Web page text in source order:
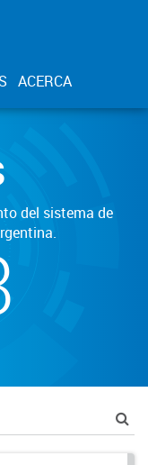
ACERCA
del sistema de